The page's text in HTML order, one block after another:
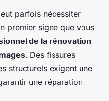
parfois nécessiter
premier signe que vous
de la rénovation
. Des fissures
structurels exigent une
une réparation